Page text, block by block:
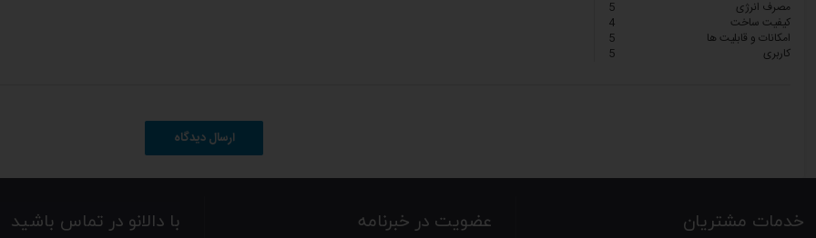
مصرف انرژی
5
کیفیت ساخت
4
امکانات و قابلیت ها
5
کاربری
5
ارسال دیدگاه
خدمات مشتریان عضویت در خبرنامه با دالانو در تماس باشید